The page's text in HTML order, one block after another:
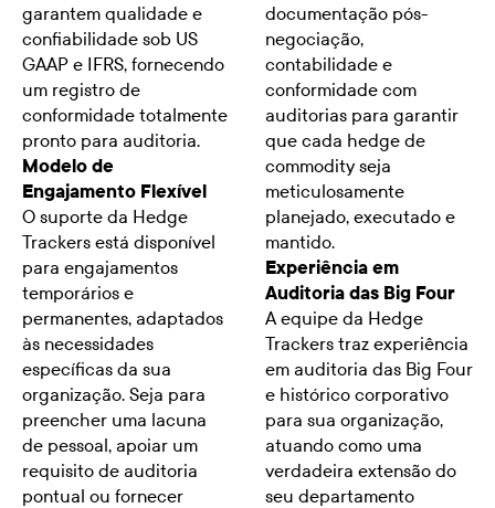
garantem qualidade e
confiabilidade sob US
GAAP e IFRS, fornecendo
um registro de
conformidade totalmente
pronto para auditoria.
Modelo de
Engajamento Flexível
O suporte da Hedge
Trackers está disponível
para engajamentos
temporários e
permanentes, adaptados
às necessidades
específicas da sua
organização. Seja para
preencher uma lacuna
de pessoal, apoiar um
requisito de auditoria
pontual ou fornecer
documentação pós-
negociação,
contabilidade e
conformidade com
auditorias para garantir
que cada hedge de
commodity seja
meticulosamente
planejado, executado e
mantido.
Experiência em
Auditoria das Big Four
A equipe da Hedge
Trackers traz experiência
em auditoria das Big Four
e histórico corporativo
para sua organização,
atuando como uma
verdadeira extensão do
seu departamento